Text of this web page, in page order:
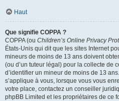
Haut
Que signifie COPPA ?
COPPA (ou Children’s Online Privacy
États-Unis qui dit que les sites Internet
mineurs de moins de 13 ans doivent
(ou d’un tuteur légal) pour la collecte de
d’identifier un mineur de moins de 13
s’applique à vous, lorsque vous vous
votre place, contactez un conseiller
phpBB Limited et les propriétaires de ce